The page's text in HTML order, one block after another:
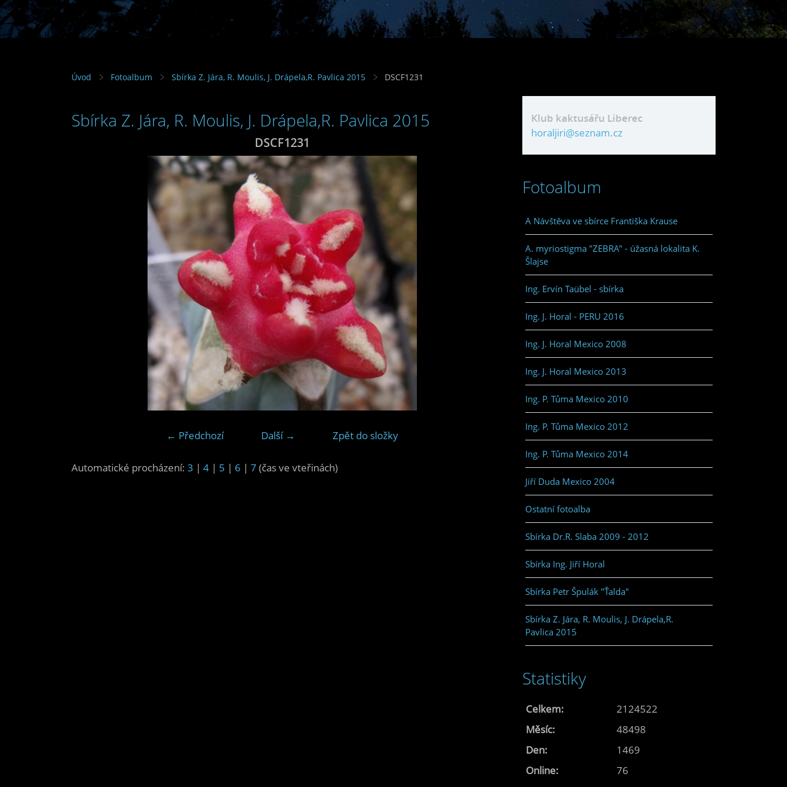
Úvod Fotoalbum Sbírka Z. Jára, R. Moulis, J. Drápela,R. Pavlica 2015 DSCF1231
Sbírka Z. Jára, R. Moulis, J. Drápela,R. Pavlica 2015
DSCF1231
← Předchozí Další → Zpět do složky
Automatické procházení: 3 | 4 | 5 | 6 | 7 (čas ve vteřinách)
Klub kaktusářu Liberec
horaljiri@seznam.cz
Fotoalbum
A Návštěva ve sbírce Františka Krause
A. myriostigma "ZEBRA" - úžasná lokalita K.
Šlajse
Ing. Ervín Taübel - sbírka
Ing. J. Horal - PERU 2016
Ing. J. Horal Mexico 2008
Ing. J. Horal Mexico 2013
Ing. P. Tůma Mexico 2010
Ing. P. Tůma Mexico 2012
Ing. P. Tůma Mexico 2014
Jiří Duda Mexico 2004
Ostatní fotoalba
Sbírka Dr.R. Slaba 2009 - 2012
Sbírka Ing. Jiří Horal
Sbírka Petr Špulák "Ťalda"
Sbírka Z. Jára, R. Moulis, J. Drápela,R.
Pavlica 2015
Statistiky
Online: 76
Celkem:
2124522
Měsíc:
48498
Den:
1469